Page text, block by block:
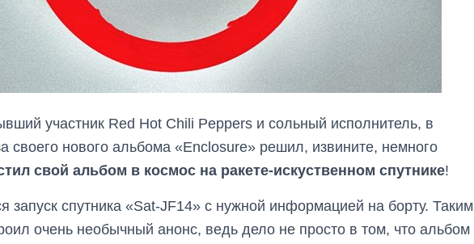
участник Red Hot Chili Peppers и сольный исполнитель, в
своего нового альбома «Enclosure» решил, извините, немного
свой альбом в космос на ракете-искуственном спутнике!
запуск спутника «Sat-JF14» с нужной информацией на борту. Таким
очень необычный анонс, ведь дело не просто в том, что альбом